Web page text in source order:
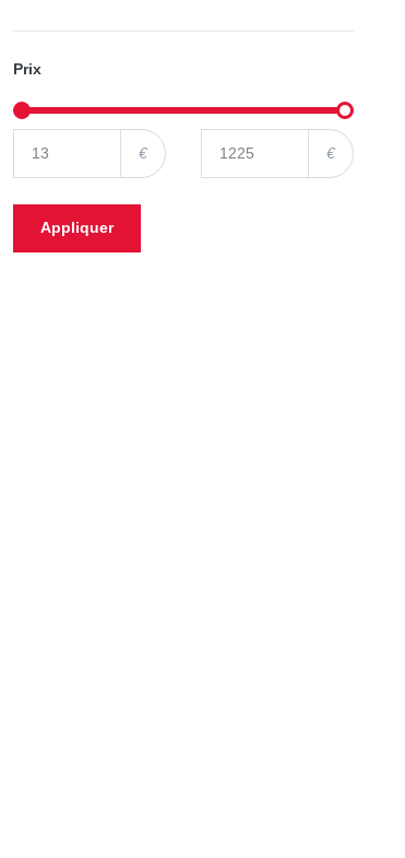
Prix
€ €
Appliquer